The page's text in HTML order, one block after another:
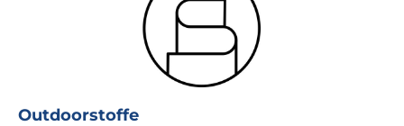
Outdoorstoffe